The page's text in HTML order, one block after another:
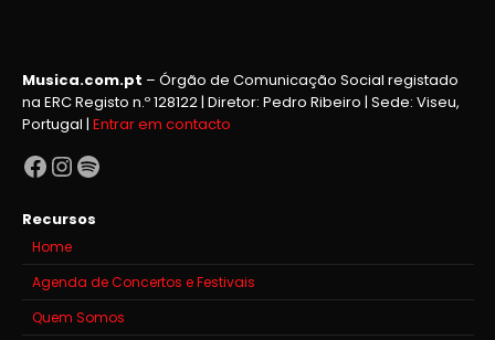
Musica.com.pt – Órgão de Comunicação Social registado
na ERC Registo n.º 128122 | Diretor: Pedro Ribeiro | Sede: Viseu,
Portugal | Entrar em contacto
Facebook
Instagram
Spotify
Recursos
Home
Agenda de Concertos e Festivais
Quem Somos